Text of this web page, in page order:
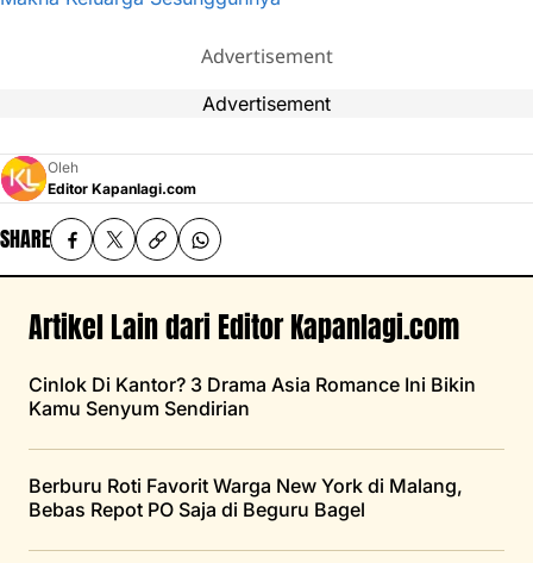
Advertisement
Advertisement
Oleh
Editor Kapanlagi.com
SHARE
Artikel Lain dari Editor Kapanlagi.com
Cinlok Di Kantor? 3 Drama Asia Romance Ini Bikin
Kamu Senyum Sendirian
Berburu Roti Favorit Warga New York di Malang,
Bebas Repot PO Saja di Beguru Bagel